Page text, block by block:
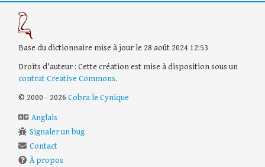
Base du dictionnaire mise à jour le 28 août 2024 12:53
Droits d'auteur : Cette création est mise à disposition sous un
contrat Creative Commons.
© 2000 - 2026 Cobra le Cynique
Anglais
Signaler un bug
Contact
À propos